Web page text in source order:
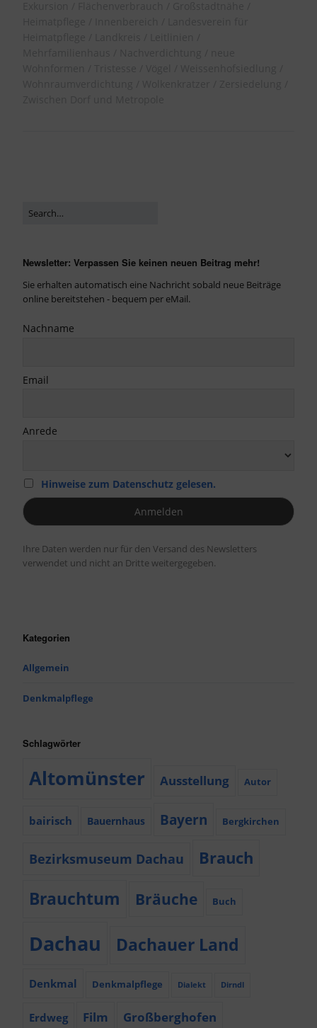
Newsletter: Verpassen Sie keinen neuen Beitrag mehr!
Sie erhalten automatisch eine Nachricht sobald neue Beiträge
online bereitstehen - bequem per eMail.
Nachname
Email
Anrede
Hinweise zum Datenschutz gelesen.
Ihre Daten werden nur für den Versand des Newsletters
verwendet und nicht an Dritte weitergegeben.
Kategorien
Allgemein
Denkmalpflege
Schlagwörter
Altomünster Ausstellung Autor
bairisch Bauernhaus Bayern Bergkirchen
Bezirksmuseum Dachau Brauch
Brauchtum Bräuche Buch
Dachau Dachauer Land
Denkmal Denkmalpflege Dialekt Dirndl
Erdweg Film Großberghofen